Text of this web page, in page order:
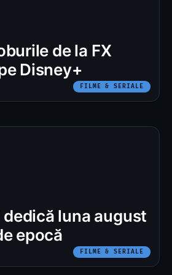
de la FX
Disney+
FILME & SERIALE
dedică luna august
epocă
FILME & SERIALE